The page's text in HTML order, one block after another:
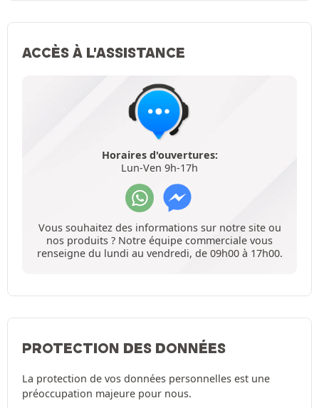
ACCÈS À L'ASSISTANCE
Horaires d'ouvertures:
Lun-Ven 9h-17h
Vous souhaitez des informations sur notre site ou
nos produits ? Notre équipe commerciale vous
renseigne du lundi au vendredi, de 09h00 à 17h00.
PROTECTION DES DONNÉES
La protection de vos données personnelles est une
préoccupation majeure pour nous.